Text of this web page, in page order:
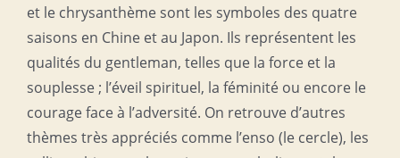
et le chrysanthème sont les symboles des quatre
saisons en Chine et au Japon. Ils représentent les
qualités du gentleman, telles que la force et la
souplesse ; l’éveil spirituel, la féminité ou encore le
courage face à l’adversité. On retrouve d’autres
thèmes très appréciés comme l’enso (le cercle), les